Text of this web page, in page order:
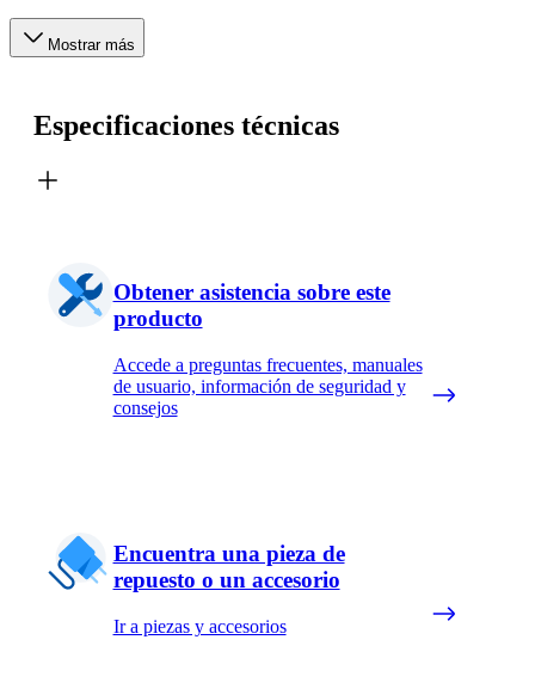
Mostrar más
Especificaciones técnicas
Obtener asistencia sobre este
producto
Accede a preguntas frecuentes, manuales
de usuario, información de seguridad y
consejos
Encuentra una pieza de
repuesto o un accesorio
Ir a piezas y accesorios